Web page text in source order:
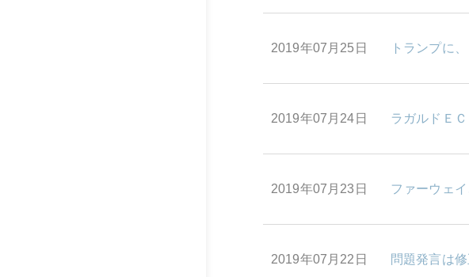
2019年07月25日 トランプに
2019年07月24日 ラガルドＥ
2019年07月23日 ファーウェ
2019年07月22日 問題発言は